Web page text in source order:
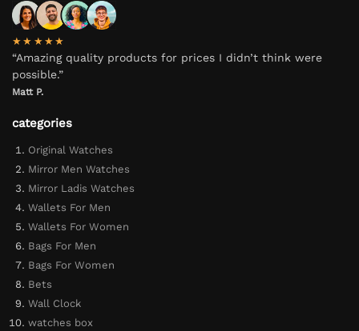
★★★★★
“Amazing quality products for prices I didn’t think were
possible.”
Matt P.
categories
Original Watches
Mirror Men Watches
Mirror Ladis Watches
Wallets For Men
Wallets For Women
Bags For Men
Bags For Women
Bets
Wall Clock
watches box